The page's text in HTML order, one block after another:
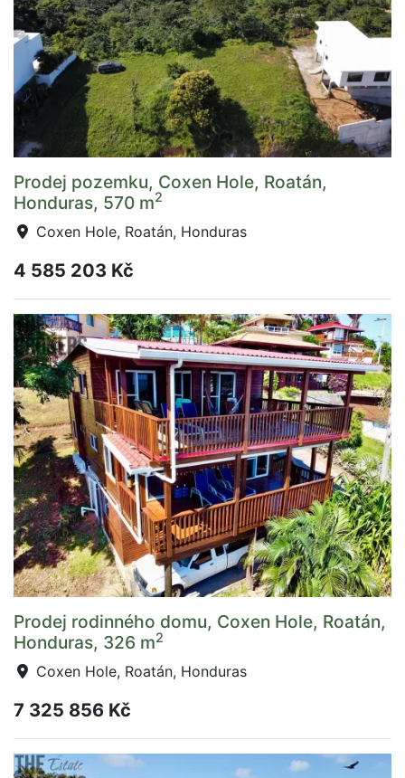
Prodej pozemku, Coxen Hole, Roatán,
Honduras, 570 m2
Coxen Hole, Roatán, Honduras
4 585 203 Kč
Prodej rodinného domu, Coxen Hole, Roatán,
Honduras, 326 m2
Coxen Hole, Roatán, Honduras
7 325 856 Kč